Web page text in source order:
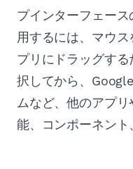
プインターフェー
用するには、マウ
プリにドラッグす
択してから、
ムなど、他のアプ
能、コンポーネント